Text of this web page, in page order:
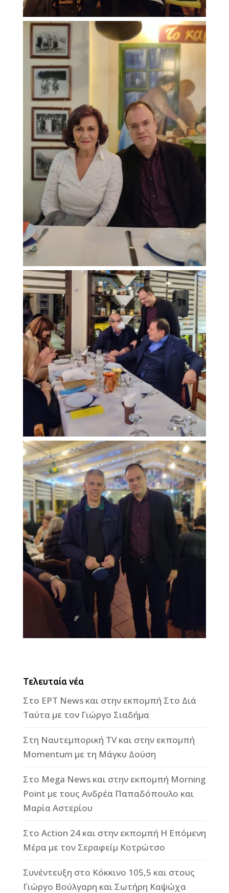
Τελευταία νέα
Στο ΕΡΤ News και στην εκπομπή Στο Διά
Ταύτα με τον Γιώργο Σιαδήμα
Στη Ναυτεμπορική TV και στην εκπομπή
Momentum με τη Μάγκυ Δούση
Στο Mega News και στην εκπομπή Morning
Point με τους Ανδρέα Παπαδόπουλο και
Μαρία Αστερίου
Στο Action 24 και στην εκπομπή Η Επόμενη
Μέρα με τον Σεραφείμ Κοτρώτσο
Συνέντευξη στο Κόκκινο 105,5 και στους
Γιώργο Βούλγαρη και Σωτήρη Καψώχα